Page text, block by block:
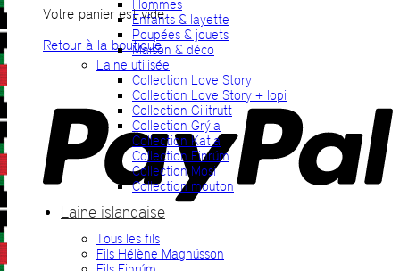
Votre panier est vide.
Retour à la boutique
Hommes
Enfants & layette
Poupées & jouets
Maison & déco
Laine utilisée
Collection Love Story
Collection Love Story + lopi
Collection Gilitrutt
Collection Grýla
Collection Katla
Collection Einrúm
Collection Mosi
Collection mouton
Laine islandaise
Tous les fils
Fils Hélène Magnússon